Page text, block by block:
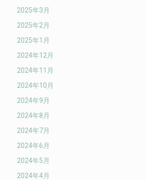
2025年3月
2025年2月
2025年1月
2024年12月
2024年11月
2024年10月
2024年9月
2024年8月
2024年7月
2024年6月
2024年5月
2024年4月